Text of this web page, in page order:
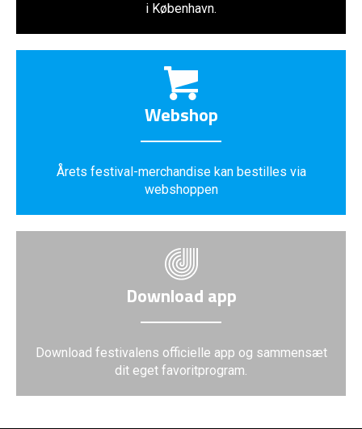
i København.
Webshop
Årets festival-merchandise kan bestilles via
webshoppen
Download app
Download festivalens officielle app og sammensæt
dit eget favoritprogram.